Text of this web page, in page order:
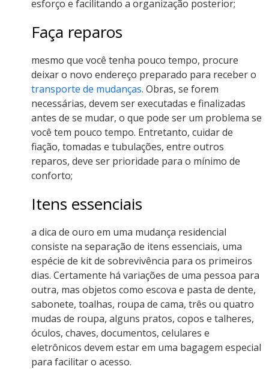
esforço e facilitando a organização posterior;
Faça reparos
mesmo que você tenha pouco tempo, procure
deixar o novo endereço preparado para receber o
transporte de mudanças. Obras, se forem
necessárias, devem ser executadas e finalizadas
antes de se mudar, o que pode ser um problema se
você tem pouco tempo. Entretanto, cuidar de
fiação, tomadas e tubulações, entre outros
reparos, deve ser prioridade para o mínimo de
conforto;
Itens essenciais
a dica de ouro em uma mudança residencial
consiste na separação de itens essenciais, uma
espécie de kit de sobrevivência para os primeiros
dias. Certamente há variações de uma pessoa para
outra, mas objetos como escova e pasta de dente,
sabonete, toalhas, roupa de cama, três ou quatro
mudas de roupa, alguns pratos, copos e talheres,
óculos, chaves, documentos, celulares e
eletrônicos devem estar em uma bagagem especial
para facilitar o acesso.